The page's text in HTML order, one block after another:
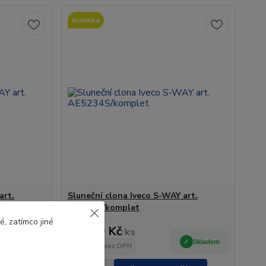
Novinka
Sluneční clona Iveco S-WAY art.
AE5234S/komplet
6 890 Kč/ks
bez DPH
Skladem
zatímco jiné